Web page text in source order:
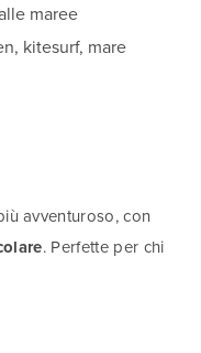
maree
kitesurf, mare
avventuroso, con
. Perfette per chi